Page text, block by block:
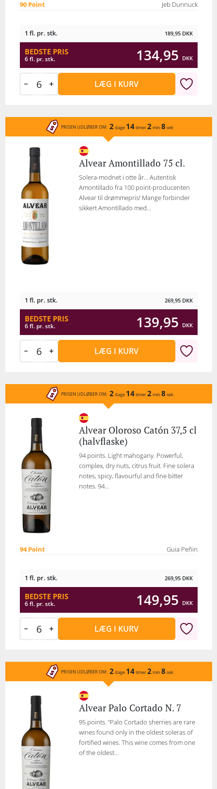
90 Point Jeb Dunnuck
1 fl. pr. stk. 189,95 DKK
BEDSTE PRIS
6 fl. pr. stk. 134,95 DKK
LÆG I KURV
PRISEN UDLØBER OM: 2 dage 14timer2 min 8 sek
Alvear Amontillado 75 cl.
Solera-modnet i otte år… Autentisk
Amontillado fra 100 point-producenten
Alvear til drømmepris! Mange forbinder
sikkert Amontillado med...
1 fl. pr. stk. 269,95 DKK
BEDSTE PRIS
6 fl. pr. stk. 139,95 DKK
LÆG I KURV
PRISEN UDLØBER OM: 2 dage 14timer2 min 8 sek
Alvear Oloroso Catón 37,5 cl
(halvflaske)
94 points. Light mahogany. Powerful,
complex, dry nuts, citrus fruit. Fine solera
notes, spicy, flavourful and fine bitter
notes. 94...
94 Point Guia Peñin
1 fl. pr. stk. 269,95 DKK
BEDSTE PRIS
6 fl. pr. stk. 149,95 DKK
LÆG I KURV
PRISEN UDLØBER OM: 2 dage 14timer2 min 8 sek
Alvear Palo Cortado N. 7
95 points. “Palo Cortado sherries are rare
wines found only in the oldest soleras of
fortified wines. This wine comes from one
of the oldest...